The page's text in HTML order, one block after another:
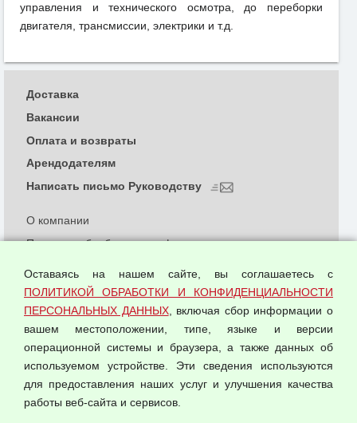
управления и технического осмотра, до переборки
двигателя, трансмиссии, электрики и т.д.
© 2026 ООО "Феникс"
О компании
Политика обработки и конфиденциальности
Согласием на обработку персональных данных
Оферта оптовой купли-продажи
Публичная оферта
Доставка
Вакансии
Оплата и возвраты
Арендодателям
Написать письмо Руководству
Оставаясь на нашем сайте, вы соглашаетесь с
ПОЛИТИКОЙ ОБРАБОТКИ И КОНФИДЕНЦИАЛЬНОСТИ
ПЕРСОНАЛЬНЫХ ДАННЫХ, включая сбор информации о
вашем местоположении, типе, языке и версии
операционной системы и браузера, а также данных об
используемом устройстве. Эти сведения используются
для предоставления наших услуг и улучшения качества
работы веб-сайта и сервисов.